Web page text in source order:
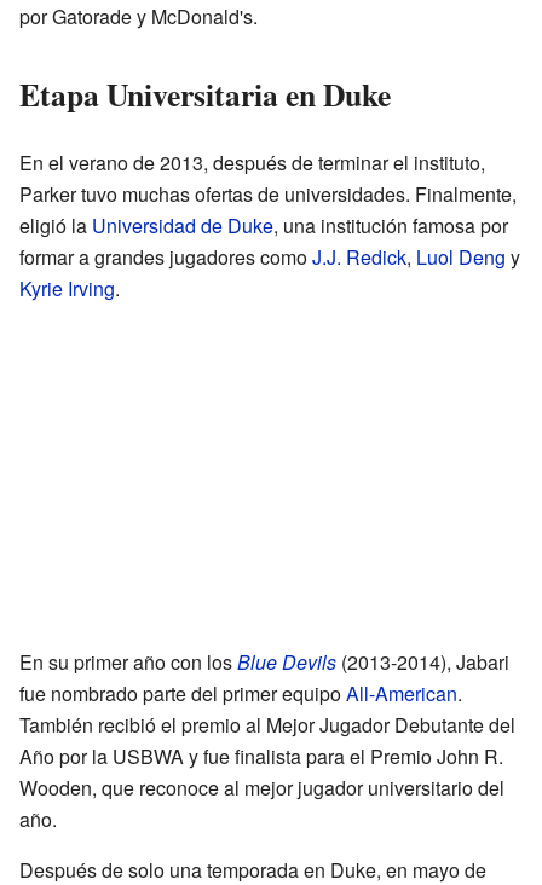
por Gatorade y McDonald's.
Etapa Universitaria en Duke
En el verano de 2013, después de terminar el instituto,
Parker tuvo muchas ofertas de universidades. Finalmente,
eligió la Universidad de Duke, una institución famosa por
formar a grandes jugadores comoJ.J. Redick, Luol Deng y
Kyrie Irving.
En su primer año con losBlue Devils (2013-2014), Jabari
fue nombrado parte del primer equipoAll-American.
También recibió el premio al Mejor Jugador Debutante del
Año por la USBWA y fue finalista para el Premio John R.
Wooden, que reconoce al mejor jugador universitario del
año.
Después de solo una temporada en Duke, en mayo de